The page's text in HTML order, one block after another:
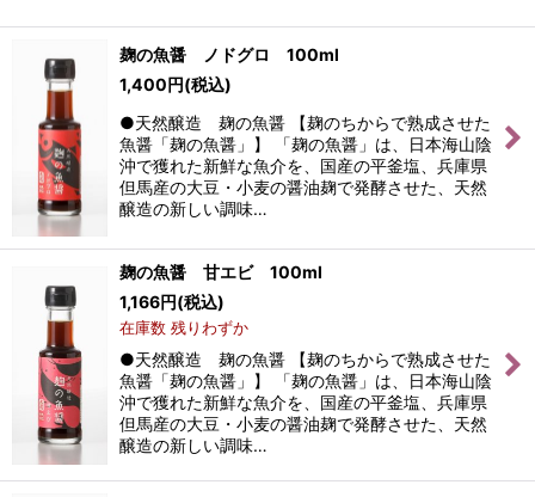
麹の魚醤 ノドグロ 100ml
1,400円(税込)
●天然醸造 麹の魚醤 【麹のちからで熟成させた
魚醤「麹の魚醤」】 「麹の魚醤」は、日本海山陰
沖で獲れた新鮮な魚介を、国産の平釜塩、兵庫県
但馬産の大豆・小麦の醤油麹で発酵させた、天然
醸造の新しい調味…
麹の魚醤 甘エビ 100ml
1,166円(税込)
在庫数 残りわずか
●天然醸造 麹の魚醤 【麹のちからで熟成させた
魚醤「麹の魚醤」】 「麹の魚醤」は、日本海山陰
沖で獲れた新鮮な魚介を、国産の平釜塩、兵庫県
但馬産の大豆・小麦の醤油麹で発酵させた、天然
醸造の新しい調味…